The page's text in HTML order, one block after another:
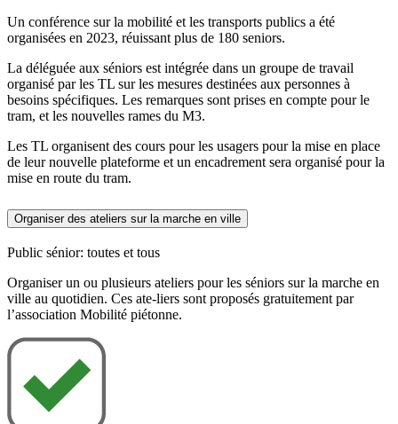
Un conférence sur la mobilité et les transports publics a été
organisées en 2023, réuissant plus de 180 seniors.
La déléguée aux séniors est intégrée dans un groupe de travail
organisé par les TL sur les mesures destinées aux personnes à
besoins spécifiques. Les remarques sont prises en compte pour le
tram, et les nouvelles rames du M3.
Les TL organisent des cours pour les usagers pour la mise en place
de leur nouvelle plateforme et un encadrement sera organisé pour la
mise en route du tram.
Organiser des ateliers sur la marche en ville
Public sénior: toutes et tous
Organiser un ou plusieurs ateliers pour les séniors sur la marche en
ville au quotidien. Ces ate-liers sont proposés gratuitement par
l’association Mobilité piétonne.